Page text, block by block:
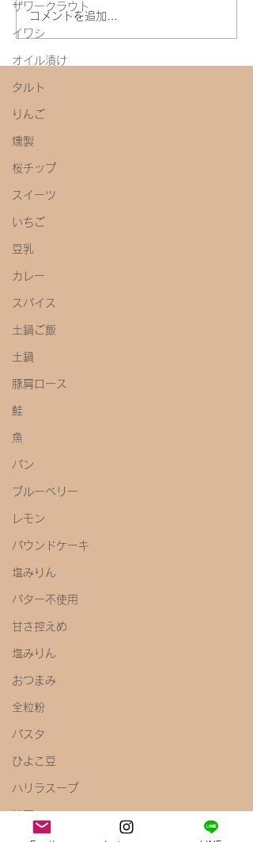
ザワークラウト
イワシ
オイル漬け
タルト
りんご
燻製
桜チップ
スイーツ
いちご
豆乳
カレー
スパイス
土鍋ご飯
土鍋
豚肩ロース
鮭
魚
パン
ブルーベリー
レモン
パウンドケーキ
塩みりん
バター不使用
甘さ控えめ
塩みりん
おつまみ
全粒粉
パスタ
ひよこ豆
ハリラスープ
せいろを使ったレッスン
コメントを追加…